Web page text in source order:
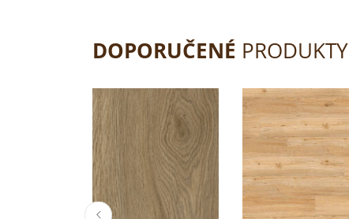
DOPORUČENÉ PRODUKTY